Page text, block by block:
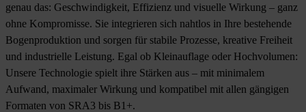
genau das: Geschwindigkeit, Effizienz und visuelle Wirkung – ganz
ohne Kompromisse. Sie integrieren sich nahtlos in Ihre bestehende
Bogenproduktion und sorgen für stabile Prozesse, kreative Freiheit
und industrielle Leistung. Egal ob Kleinauflage oder Hochvolumen:
Unsere Technologie spielt ihre Stärken aus – mit minimalem
Aufwand, maximaler Wirkung und kompatibel mit allen gängigen
Formaten von SRA3 bis B1+.